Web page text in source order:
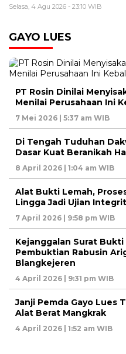
Selasa, 4 Agu 2026 - 23:10 WIB
GAYO LUES
PT Rosin Dinilai
Menilai Perusahaan Ini
7 Mei 2026 | 5:37 am WIB
Di Tengah Tuduhan
Dasar Kuat Beranikah
8 April 2026 | 1:04 am WIB
Alat Bukti Lemah,
Lingga Jadi Ujian
7 April 2026 | 9:58 pm WIB
Kejanggalan Surat
Pembuktian Rabusin
Blangkejeren
4 April 2026 | 9:31 pm WIB
Janji Pemda Gayo Lues
Alat Berat Mangkrak
4 April 2026 | 1:52 am WIB